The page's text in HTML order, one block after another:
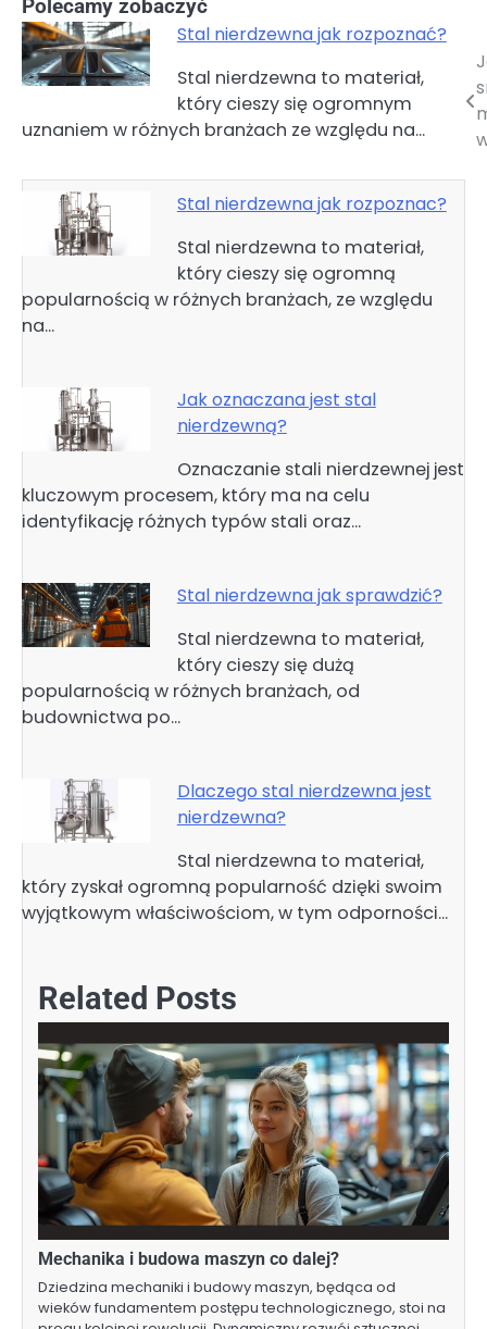
Polecamy zobaczyć
Stal nierdzewna jak rozpoznać?
Stal nierdzewna to materiał,
który cieszy się ogromnym
uznaniem w różnych branżach ze względu na…
Stal nierdzewna jak rozpoznac?
Stal nierdzewna to materiał,
który cieszy się ogromną
popularnością w różnych branżach, ze względu
na…
Jak oznaczana jest stal
nierdzewną?
Oznaczanie stali nierdzewnej jest
kluczowym procesem, który ma na celu
identyfikację różnych typów stali oraz…
Stal nierdzewna jak sprawdzić?
Stal nierdzewna to materiał,
który cieszy się dużą
popularnością w różnych branżach, od
budownictwa po…
Dlaczego stal nierdzewna jest
nierdzewna?
Stal nierdzewna to materiał,
który zyskał ogromną popularność dzięki swoim
wyjątkowym właściwościom, w tym odporności…
Nawigacja
Related Posts
Mechanika i budowa maszyn co dalej?
Dziedzina mechaniki i budowy maszyn, będąca od
wieków fundamentem postępu technologicznego, stoi na